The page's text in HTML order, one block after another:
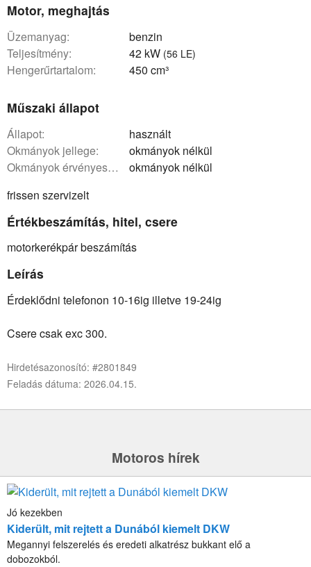
Motor, meghajtás
üzemanyag:
benzin
teljesítmény:
42 kW (56 LE)
hengerűrtartalom: 450 cm³
Műszaki állapot
állapot:
használt
okmányok jellege:
okmányok nélkül
okmányok érvényessége:
okmányok nélkül
frissen szervizelt
Értékbeszámítás, hitel, csere
motorkerékpár beszámítás
Leírás
Érdeklődni telefonon 10-16ig illetve 19-24ig
Csere csak exc 300.
Hirdetésazonosító: #2801849
Feladás dátuma: 2026.04.15.
Motoros hírek
Jó kezekben
Kiderült, mit rejtett a Dunából kiemelt DKW
Megannyi felszerelés és eredeti alkatrész bukkant elő a
dobozokból.